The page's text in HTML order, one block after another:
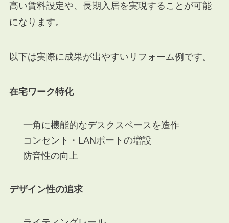
高い賃料設定や、長期入居を実現することが可能
になります。
以下は実際に成果が出やすいリフォーム例です。
在宅ワーク特化
一角に機能的なデスクスペースを造作
コンセント・LANポートの増設
防音性の向上
デザイン性の追求